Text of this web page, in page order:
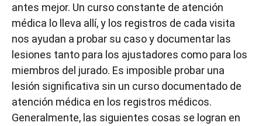
antes mejor. Un curso constante de atención
médica lo lleva allí, y los registros de cada visita
nos ayudan a probar su caso y documentar las
lesiones tanto para los ajustadores como para los
miembros del jurado. Es imposible probar una
lesión significativa sin un curso documentado de
atención médica en los registros médicos.
Generalmente, las siguientes cosas se logran en